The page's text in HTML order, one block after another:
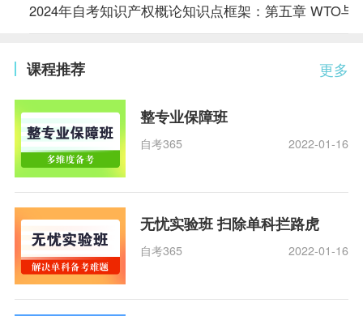
2024年自考知识产权概论知识点框架：第五章 WTO与
更多
课程推荐
整专业保障班
自考365 2022-01-16
无忧实验班 扫除单科拦路虎
自考365 2022-01-16